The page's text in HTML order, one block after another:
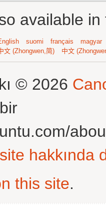
available
suomi français
magyar
文 (Zhongwen,简) 中文
© 2026
hakkında
this site.